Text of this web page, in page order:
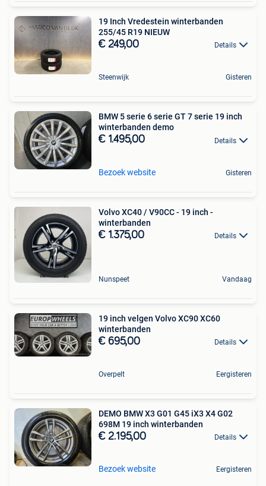
19 Inch Vredestein winterbanden
255/45 R19 NIEUW
€ 249,00 Details
Steenwijk Gisteren
BMW 5 serie 6 serie GT 7 serie 19 inch
winterbanden demo
€ 1.495,00 Details
Bezoek website Gisteren
Volvo XC40 / V90CC - 19 inch -
winterbanden
€ 1.375,00 Details
Nunspeet Vandaag
19 inch velgen Volvo XC90 XC60
winterbanden
€ 695,00 Details
Overpelt Eergisteren
DEMO BMW X3 G01 G45 iX3 X4 G02
698M 19 inch winterbanden
€ 2.195,00 Details
Bezoek website Eergisteren